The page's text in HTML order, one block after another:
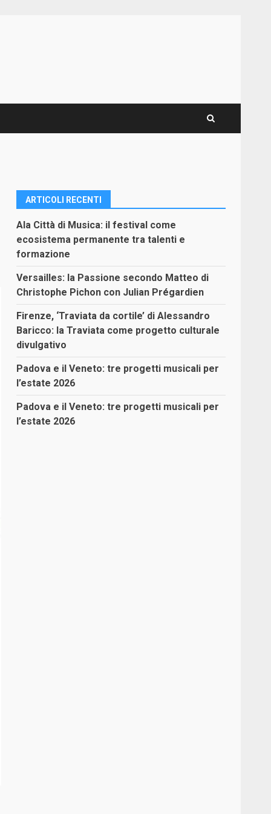
ARTICOLI RECENTI
Ala Città di Musica: il festival come
ecosistema permanente tra talenti e
formazione
Versailles: la Passione secondo Matteo di
Christophe Pichon con Julian Prégardien
Firenze, ‘Traviata da cortile’ di Alessandro
Baricco: la Traviata come progetto culturale
divulgativo
Padova e il Veneto: tre progetti musicali per
l’estate 2026
Padova e il Veneto: tre progetti musicali per
l’estate 2026